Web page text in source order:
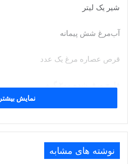
شیر یک لیتر
آب‌مرغ شش پیمانه
قرص عصاره مرغ یک عدد
آب چهار پیمانه
نمایش بیشتر
نوشته های مشابه